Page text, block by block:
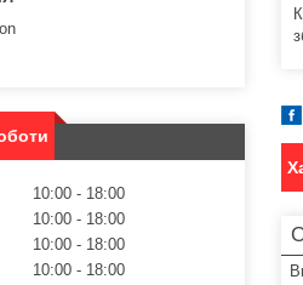
10:00
18:00
10:00
18:00
10:00
18:00
10:00
18:00